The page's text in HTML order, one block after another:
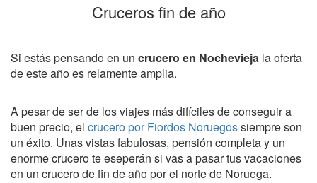
Cruceros fin de año
Si estás pensando en un crucero en Nochevieja la oferta
de este año es relamente amplia.
A pesar de ser de los viajes más difíciles de conseguir a
buen precio, el crucero por Fiordos Noruegossiempre son
un éxito. Unas vistas fabulosas, pensión completa y un
enorme crucero te eseperán si vas a pasar tus vacaciones
en un crucero de fin de año por el norte de Noruega.